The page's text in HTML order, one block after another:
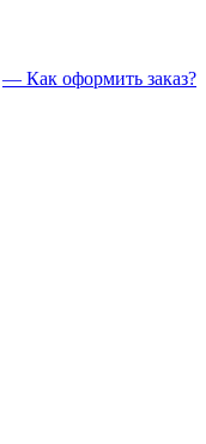
— Как оформить заказ?